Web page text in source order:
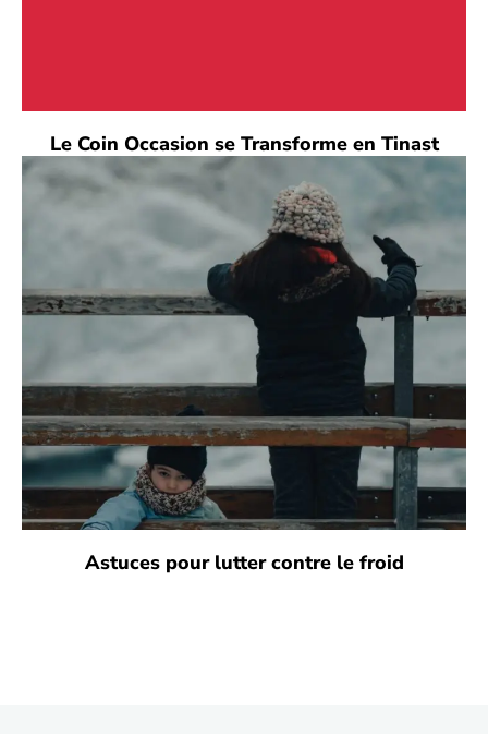
Le Coin Occasion se Transforme en Tinast
Astuces pour lutter contre le froid